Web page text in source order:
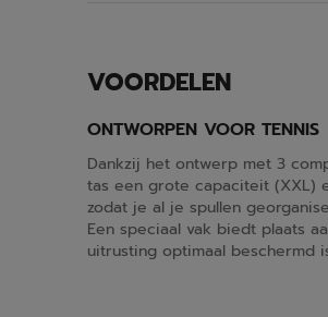
VOORDELEN
ONTWORPEN VOOR TENNIS
Dankzij het ontwerp met 3
tas een grote capaciteit (XXL)
zodat je al je spullen
Een speciaal vak biedt plaats
uitrusting optimaal beschermd